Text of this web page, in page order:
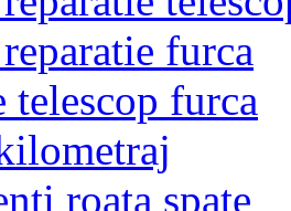
furca
telescop furca
roata spate